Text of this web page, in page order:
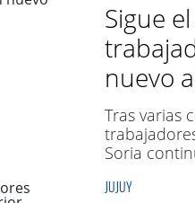
Sigue
nuevo
Tras varias
Soria
JUJUY